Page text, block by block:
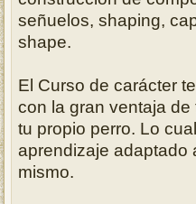
señuelos, shaping,
shape.
El Curso de carácter
con la gran ventaja
tu propio perro. Lo
aprendizaje adaptado
mismo.